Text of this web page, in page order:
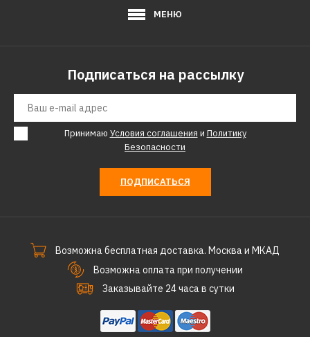
МЕНЮ
Подписаться на рассылку
Принимаю Условия соглашения и Политику
Безопасности
ПОДПИСАТЬСЯ
Возможна бесплатная доставка. Москва и МКАД
Возможна оплата при получении
Заказывайте 24 часа в сутки